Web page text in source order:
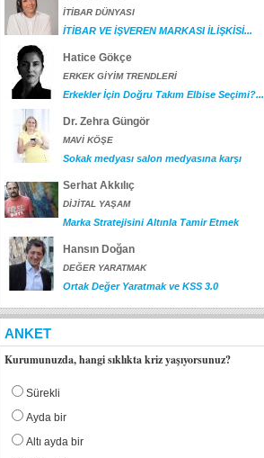
İTİBAR DÜNYASI
İTİBAR VE İŞVEREN MARKASI İLİŞKİSİ...
Hatice Gökçe
ERKEK GİYİM TRENDLERİ
Erkekler İçin Doğru Takım Elbise Seçimi?...
Dr. Zehra Güngör
MAVİ KÖŞE
Sokak medyası salon medyasına karşı
Serhat Akkılıç
DİJİTAL YAŞAM
Marka Stratejisini Altınla Tamir Etmek
Hansın Doğan
DEĞER YARATMAK
Ortak Değer Yaratmak ve KSS 3.0
ANKET
Kurumunuzda, hangi sıklıkta kriz yaşıyorsunuz?
Sürekli
Ayda bir
Altı ayda bir